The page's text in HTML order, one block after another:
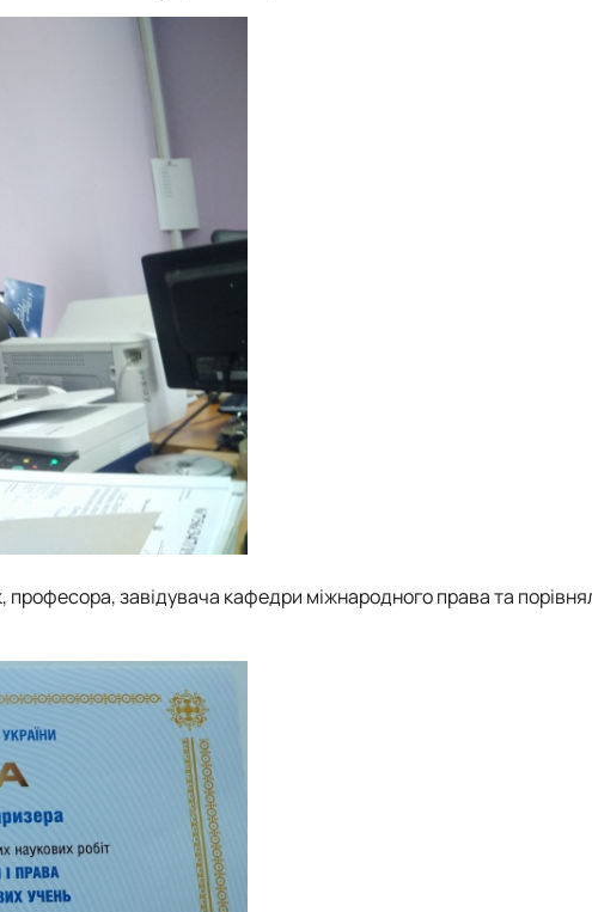
професора, завідувача кафедри міжнародного права та